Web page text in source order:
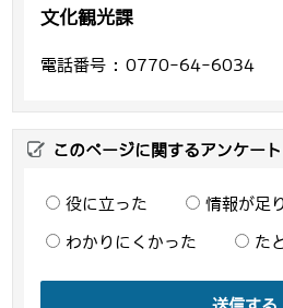
文化観光課
電話番号 0770-64-6034
このページに関するアンケート
役に立った 情報が足
わかりにくかった た